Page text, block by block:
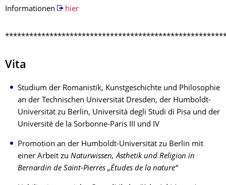
Informationen hier
Vita
Studium der Romanistik, Kunstgeschichte und Philosophie
an der Technischen Universität Dresden, der Humboldt-
Universität zu Berlin, Università degli Studi di Pisa und der
Université de la Sorbonne-Paris III und IV
Promotion an der Humboldt-Universität zu Berlin mit
einer Arbeit zu Naturwissen, Ästhetik und Religion in
Bernardin de Saint-Pierres „Études de la nature“